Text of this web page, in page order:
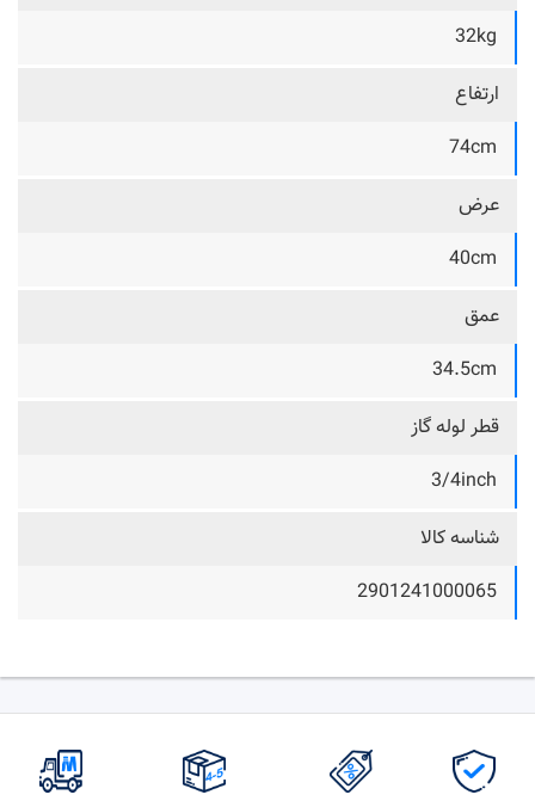
32kg
ارتفاع
74cm
عرض
40cm
عمق
34.5cm
قطر لوله گاز
3/4inch
شناسه کالا
2901241000065